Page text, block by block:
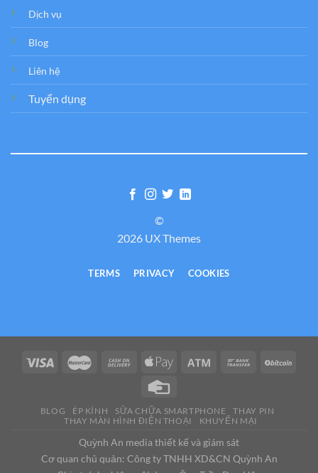
Dịch vụ
Blog
Liên hệ
Tuyển dụng
©
2026 UX Themes
TERMS PRIVACY COOKIES
BLOG ÉP KÍNH SỬA CHỮA SMARTPHONE
THAY PIN
THAY MÀN HÌNH ĐIỆN THOẠI
KHUYẾN MẠI
Quỳnh An media thiết kế và giám sát
Cơ quan chủ quản: Công ty TNHH XD&CN Quỳnh An